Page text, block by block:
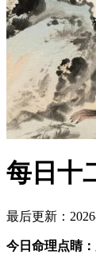
每日十
最后更新：
今日命理点睛